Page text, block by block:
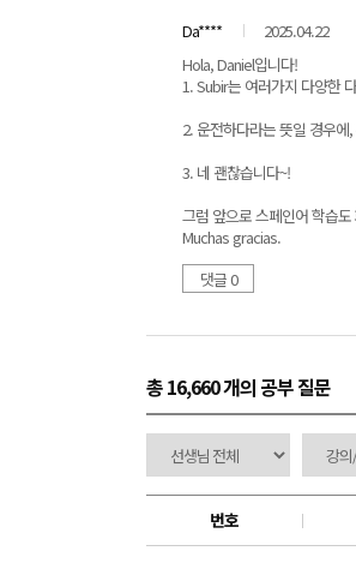
Da****
2025.04.22
Hola, Daniel입니다!
1. Subir는 여러가지 다양한
2. 운전하다라는 뜻일 경우
3. 네 괜찮습니다~!
그럼 앞으로 스페인어 학습
Muchas gracias.
댓글 0
총 16,660 개의 공부 질문
번호